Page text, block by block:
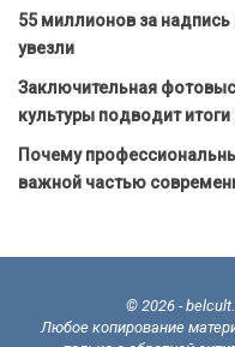
55 миллионов за
увезли
Заключительная
культуры подводит итоги
Почему
важной частью
© 2026 -
Любое копирование